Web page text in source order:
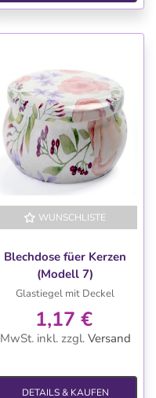
WUNSCHLISTE
Blechdose füer Kerzen
(Modell 7)
Glastiegel mit Deckel
1,17 €
MwSt. inkl. zzgl. Versand
DETAILS & KAUFEN